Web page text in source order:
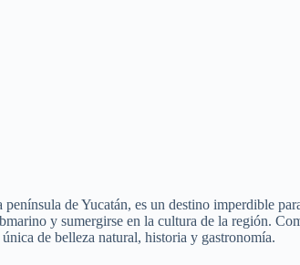
de Yucatán, es un destino imperdible
y sumergirse en la cultura de la región.
de belleza natural, historia y gastronomía.